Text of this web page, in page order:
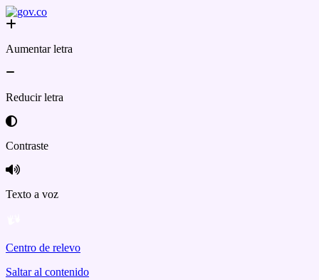
Aumentar letra
Reducir letra
Contraste
Texto a voz
Centro de relevo
Saltar al contenido